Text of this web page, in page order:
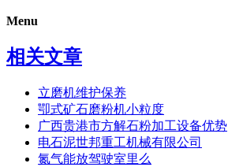
Menu
相关文章
立磨机维护保养
卾式矿石磨粉机小粒度
广西贵港市方解石粉加工设备优势
电石泥世邦重工机械有限公司
氮气能放驾驶室里么